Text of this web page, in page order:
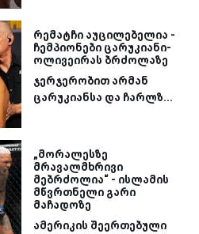
რემატჩი აუცილებელია -
ჩემპიონები ცარუკიანი-
ოლივეირას ბრძოლაზე
ჯერჯერობით არმან
ცარუკიანსა და ჩარლზ...
„მორალესზე
მრავალმხრივი
მებრძოლია“ - ისლამის
მწვრთნელი გარი
მაჩადოზე
ამერიკის შეერთებული